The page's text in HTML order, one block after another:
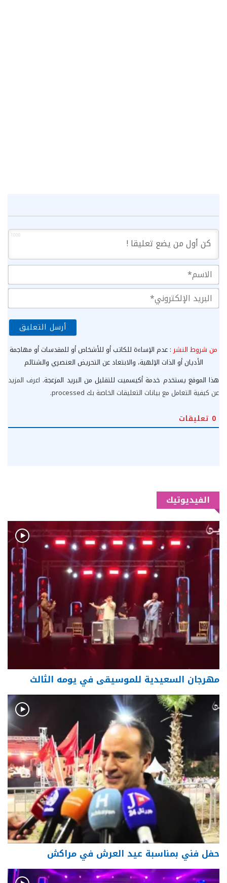
1000
من شروط النشر: عدم الإساءة للكاتب أو للأشخاص أو للمقدسات أو مهاجمة
الأديان أو الذات الإلهية، والابتعاد عن التحريض العنصري والشتائم
هذا الموقع يستخدم خدمة أكيسميت للتقليل من البريد المزعجة. اعرف المزيد
عن كيفية التعامل مع بيانات التعليقات الخاصة بك processed
.
0 تعليقات
الفيديوتيك
مهرجان السعيدية للموسيقى في يومه الثالث
حفل فني بمناسبة عيد العرش في مراكش